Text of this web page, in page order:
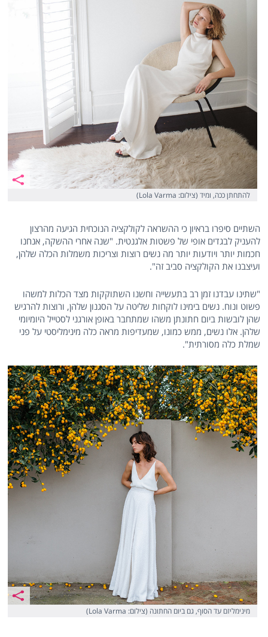
להתחתן ככה, ומיד (צילום: Lola Varma)
השתיים סיפרו בראיון כי ההשראה לקולקציה הנוכחית הגיעה מהרצון
להעניק לבגדים אופי של פשטות אלגנטית. "שנה אחרי ההשקה, אנחנו
חכמות יותר ויודעות יותר מה נשים רוצות וצריכות משמלות הכלה שלהן,
ועיצבנו את הקולקציה סביב זה".
"שתינו עבדנו זמן רב בתעשייה וחשנו השתוקקות מצד הכלות למשהו
פשוט ונוח. נשים בימינו לוקחות שליטה על הסגנון שלהן, ורוצות להרגיש
שהן לובשות ביום חתונתן משהו שמתחבר באופן אורגני לסטייל היומיומי
שלהן. אלו נשים, ממש כמונו, שמעדיפות מראה כלה מינימליסטי על פני
שמלת כלה מסורתית".
מינימליזם עד הסוף, גם ביום החתונה (צילום: Lola Varma)